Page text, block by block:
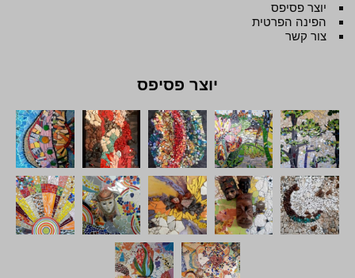
יוצר פסיפס
הפינה הפרטית
צור קשר
יוצר פסיפס